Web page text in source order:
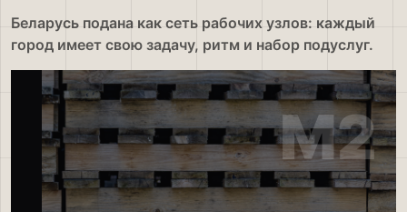
Беларусь подана как сеть рабочих узлов: каждый
город имеет свою задачу, ритм и набор подуслуг.
M2